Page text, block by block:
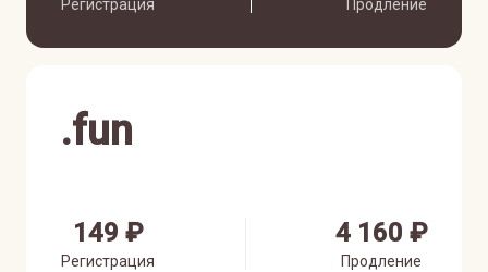
Регистрация Продление
.fun
149 ₽
Регистрация
4 160 ₽
Продление